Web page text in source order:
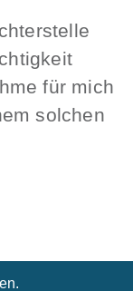
für mich
solchen